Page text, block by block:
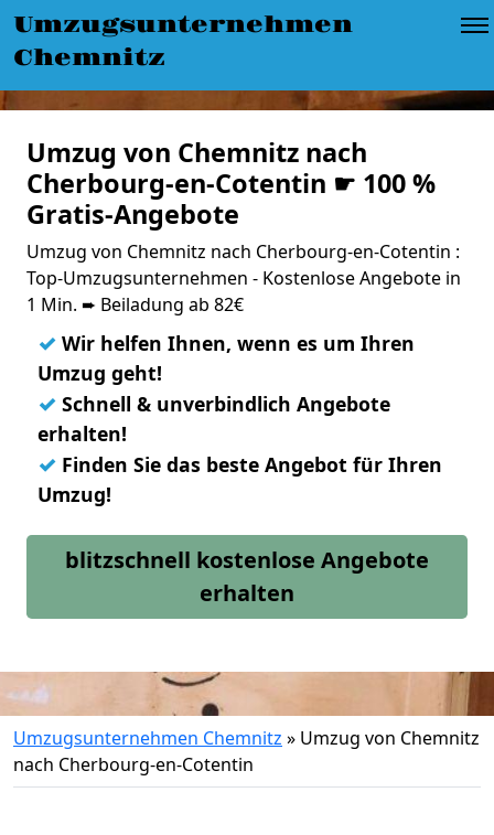
Umzugsunternehmen
Chemnitz
Umzug von Chemnitz nach
Cherbourg-en-Cotentin ☛ 100 %
Gratis-Angebote
Umzug von Chemnitz nach Cherbourg-en-Cotentin :
Top-Umzugsunternehmen - Kostenlose Angebote in
1 Min. ➨ Beiladung ab 82€
✓ Wir helfen Ihnen, wenn es um Ihren
Umzug geht!
✓ Schnell & unverbindlich Angebote
erhalten!
✓ Finden Sie das beste Angebot für Ihren
Umzug!
blitzschnell kostenlose Angebote
erhalten
Umzugsunternehmen Chemnitz » Umzug von Chemnitz
nach Cherbourg-en-Cotentin